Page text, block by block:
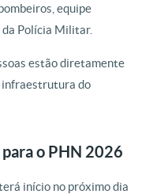
equipe
da Polícia Militar.
estão diretamente
infraestrutura do
o PHN 2026
início no próximo dia